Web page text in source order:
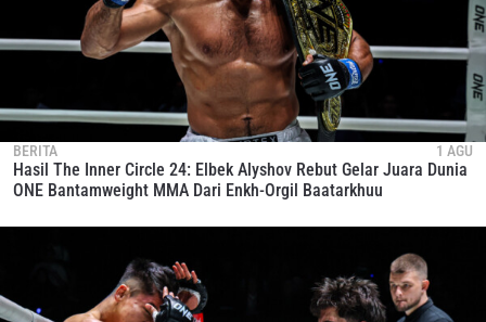
BERITA 1 AGU
Hasil The Inner Circle 24: Elbek Alyshov Rebut Gelar Juara Dunia
ONE Bantamweight MMA Dari Enkh-Orgil Baatarkhuu